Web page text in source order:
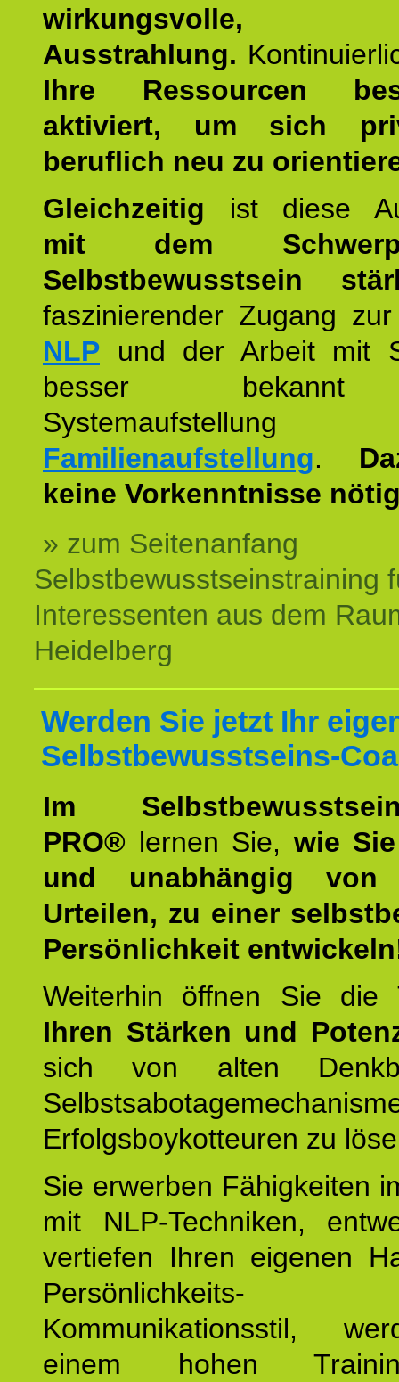
wirkungsvolle,
Ausstrahlung.
Ihre Ressourcen
aktiviert, um sich
beruflich neu zu
Gleichzeitig ist diese
mit dem
Selbstbewusstsein
faszinierender Zugang
NLP und der Arbeit mit
besser
Familienaufstellung.
keine Vorkenntnisse
» zum Seitenanfang
Selbstbewusstseinstraining
Interessenten aus dem
Heidelberg
Werden Sie jetzt Ihr
Selbstbewusstseins-
Im
PRO® lernen Sie, wie
und unabhängig von
Urteilen, zu einer
Persönlichkeit
Weiterhin öffnen Sie
Ihren Stärken und
sich von alten
Erfolgsboykotteuren zu
Sie erwerben Fähigkeiten
mit NLP-Techniken,
vertiefen Ihren eigenen
Kommunikationsstil,
einem hohen